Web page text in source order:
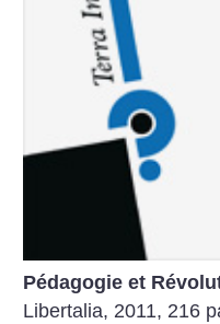
Pédagogie et
Libertalia, 2011, 216